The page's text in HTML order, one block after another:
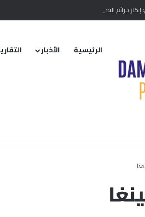
إنكار جرائم النظام البائد أو تبريرها مخالفة
الرئيسية الأخبار